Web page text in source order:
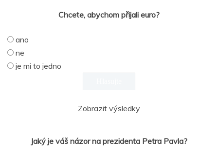
Chcete, abychom přijali euro?
ano
ne
je mi to jedno
Zobrazit výsledky
Jaký je váš názor na prezidenta Petra Pavla?